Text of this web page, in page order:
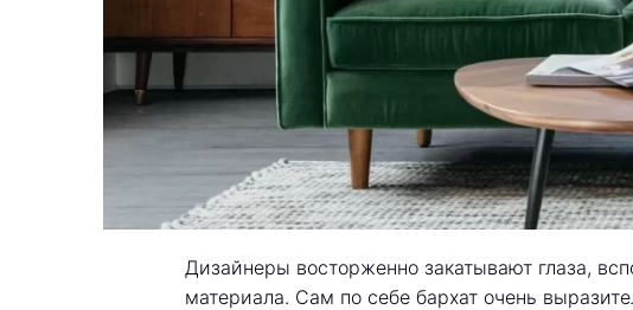
Дизайнеры восторженно закатывают глаза,
материала. Сам по себе бархат очень